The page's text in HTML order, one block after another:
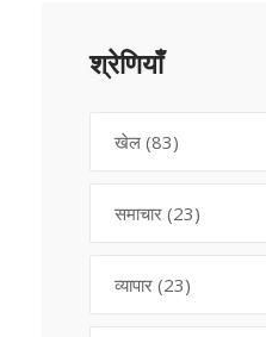
श्रेणियाँ
खेल (83)
समाचार (23)
व्यापार (23)